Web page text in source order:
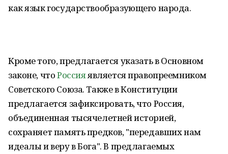
как язык государствообразующего народа.
Кроме того, предлагается указать в Основном
законе, чтоРоссияявляется правопреемником
Советского Союза. Также в Конституции
предлагается зафиксировать, что Россия,
объединенная тысячелетней историей,
сохраняет память предков, "передавших нам
идеалы и веру в Бога". В предлагаемых